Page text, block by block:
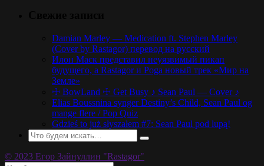
Damian Marley — Medication ft. Stephen Marley
(Cover by Rastagor) перевод на русский
Илон Маск представил неуязвимый пикап
будущего, а Rastagor и Poga новый трек «Мир на
Земле»
☩ BowLand ☩ Get Busy ♪ Sean Paul — Cover ♪
Elias Boussnina synger Destiny’s Child, Sean Paul og
mange flere / Pop Quiz
Gdzieś to już słyszałem #7: Sean Paul pod lupą!
© 2023 Егор Зайнуллин "Rastagor"